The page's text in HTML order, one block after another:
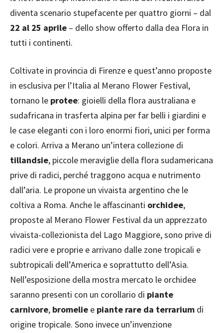
diventa scenario stupefacente per quattro giorni – dal
22 al 25 aprile – dello show offerto dalla dea Flora in
tutti i continenti.
Coltivate in provincia di Firenze e quest’anno proposte
in esclusiva per l’Italia al Merano Flower Festival,
tornano le protee: gioielli della flora australiana e
sudafricana in trasferta alpina per far belli i giardini e
le case eleganti con i loro enormi fiori, unici per forma
e colori. Arriva a Merano un’intera collezione di
tillandsie, piccole meraviglie della flora sudamericana
prive di radici, perché traggono acqua e nutrimento
dall’aria. Le propone un vivaista argentino che le
coltiva a Roma. Anche le affascinanti orchidee,
proposte al Merano Flower Festival da un apprezzato
vivaista-collezionista del Lago Maggiore, sono prive di
radici vere e proprie e arrivano dalle zone tropicali e
subtropicali dell’America e soprattutto dell’Asia.
Nell’esposizione della mostra mercato le orchidee
saranno presenti con un corollario di piante
carnivore, bromelie e piante rare da terrarium di
origine tropicale. Sono invece un’invenzione